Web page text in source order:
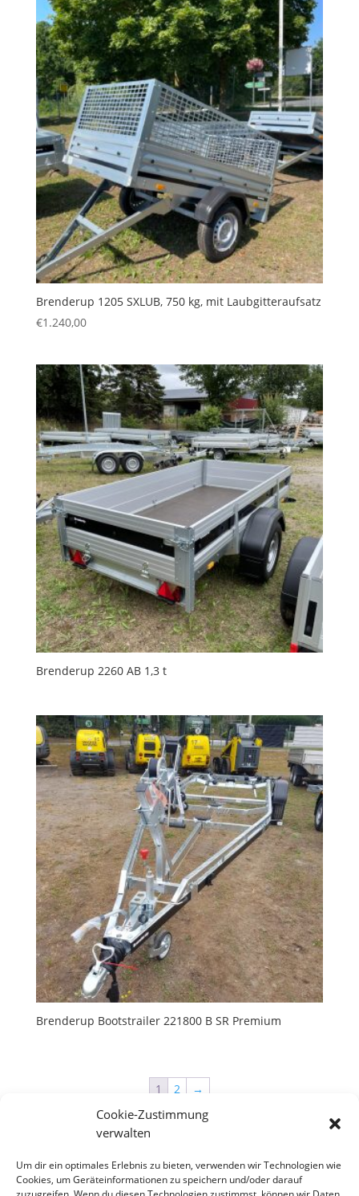
Cookie-Zustimmung
verwalten
Um dir ein optimales Erlebnis zu bieten, verwenden wir Technologien wie
Cookies, um Geräteinformationen zu speichern und/oder darauf
Brenderup 1205 SXLUB, 750 kg, mit Laubgitteraufsatz
€1.240,00
Brenderup 2260 AB 1,3 t
Brenderup Bootstrailer 221800 B SR Premium
1 2 →
Neueste Beiträge